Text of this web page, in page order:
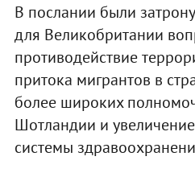
В послании были
для Великобритании
противодействие
притока мигрантов в
более широких
Шотландии и
системы